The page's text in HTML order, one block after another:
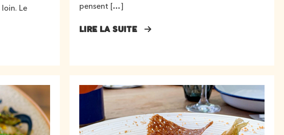
loin. Le
pensent […]
LIRE LA SUITE